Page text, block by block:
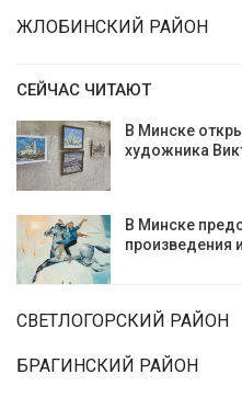
ЖЛОБИНСКИЙ РАЙОН
СЕЙЧАС ЧИТАЮТ
В Минске
художника
В Минске
СВЕТЛОГОРСКИЙ РАЙОН
БРАГИНСКИЙ РАЙОН